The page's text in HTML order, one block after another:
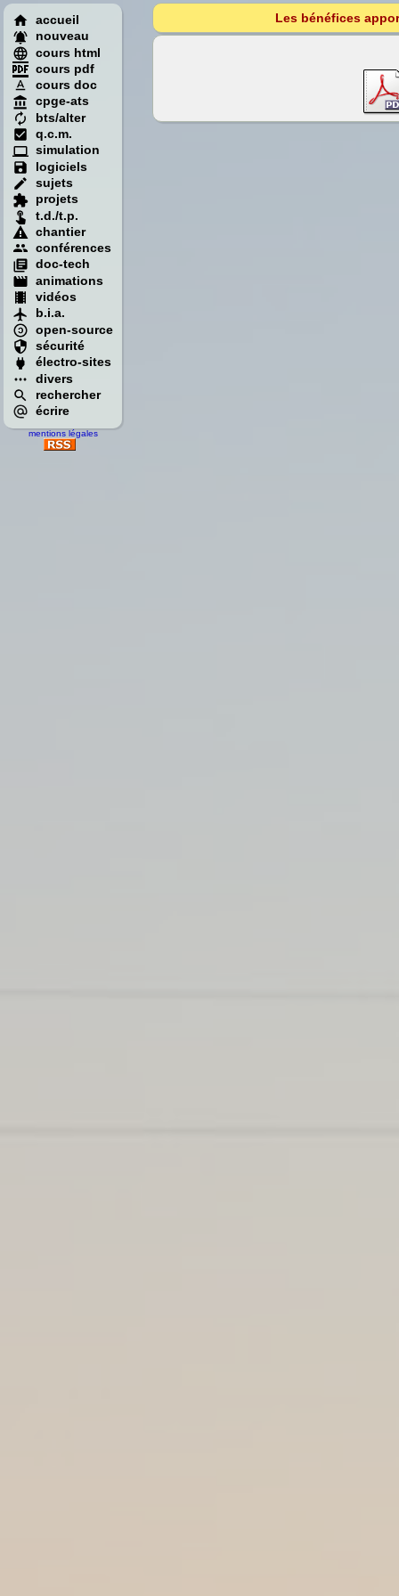
accueil
nouveau
cours html
cours pdf
cours doc
cpge-ats
bts/alter
q.c.m.
simulation
logiciels
sujets
projets
t.d./t.p.
chantier
conférences
doc-tech
animations
vidéos
b.i.a.
open-source
sécurité
électro-sites
divers
rechercher
écrire
mentions légales
Les bénéfices